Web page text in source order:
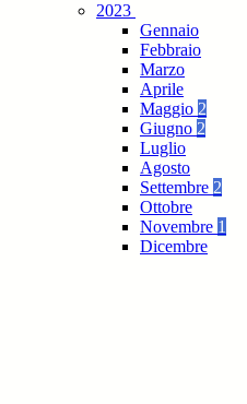
2023
Gennaio
Febbraio
Marzo
Aprile
Maggio 2
Giugno 2
Luglio
Agosto
Settembre 2
Ottobre
Novembre 1
Dicembre